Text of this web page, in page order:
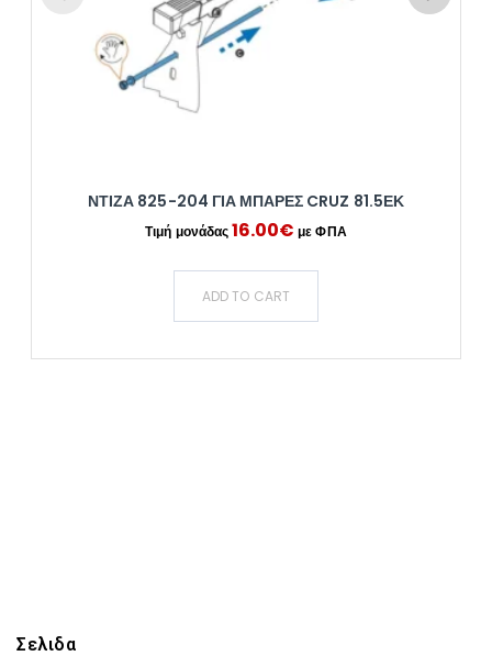
ΝΤΙΖΑ 825-204 ΓΙΑ ΜΠΑΡΕΣ CRUZ 81.5ΕΚ
16.00€
ADD TO CART
Σελιδα